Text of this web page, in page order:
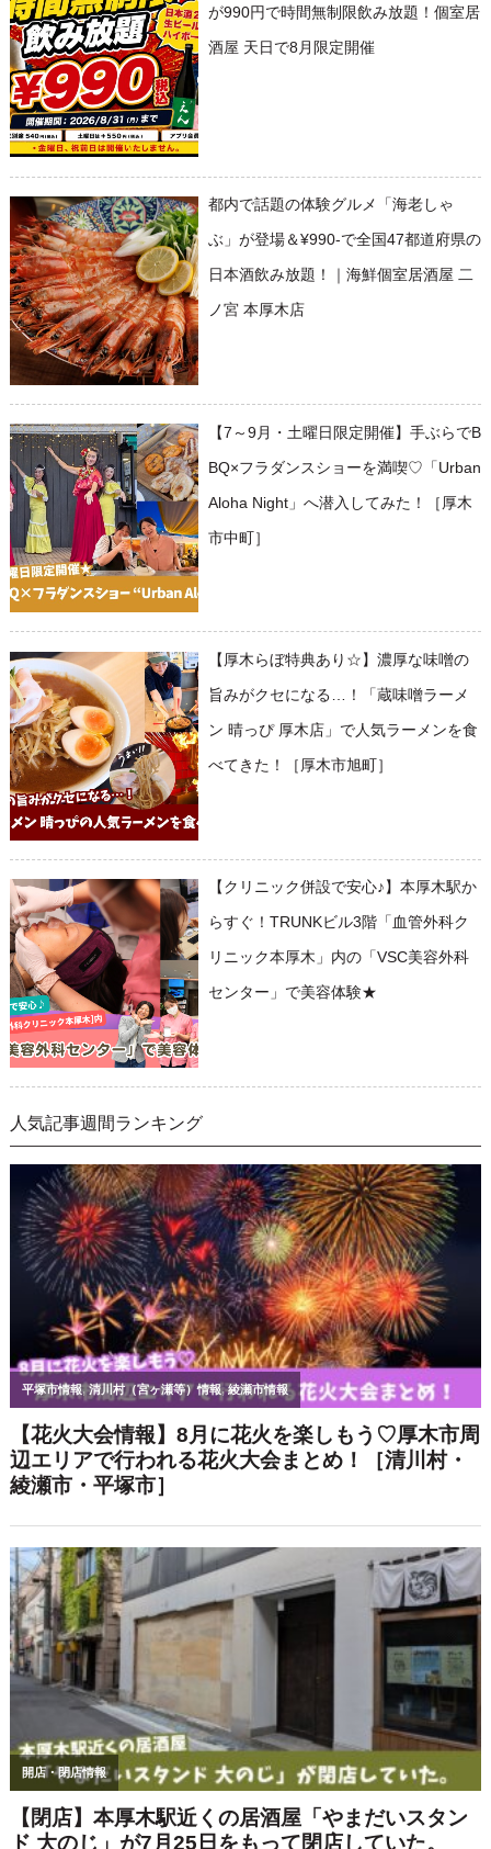
が990円で時間無制限飲み放題！個室居
酒屋 天日で8月限定開催
都内で話題の体験グルメ「海老しゃ
ぶ」が登場＆¥990-で全国47都道府県の
日本酒飲み放題！｜海鮮個室居酒屋 二
ノ宮 本厚木店
【7～9月・土曜日限定開催】手ぶらでB
BQ×フラダンスショーを満喫♡「Urban
Aloha Night」へ潜入してみた！［厚木
市中町］
【厚木らぼ特典あり☆】濃厚な味噌の
旨みがクセになる…！「蔵味噌ラーメ
ン 晴っぴ 厚木店」で人気ラーメンを食
べてきた！［厚木市旭町］
【クリニック併設で安心♪】本厚木駅か
らすぐ！TRUNKビル3階「血管外科ク
リニック本厚木」内の「VSC美容外科
センター」で美容体験★
人気記事週間ランキング